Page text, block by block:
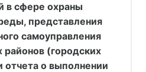
в сфере охраны
представления
самоуправления
районов (городских
отчета о выполнении